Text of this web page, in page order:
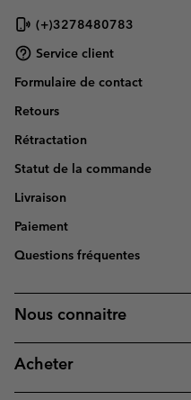
(+)3278480783
Service client
Formulaire de contact
Retours
Rétractation
Statut de la commande
Livraison
Paiement
Questions fréquentes
Nous connaitre
Acheter